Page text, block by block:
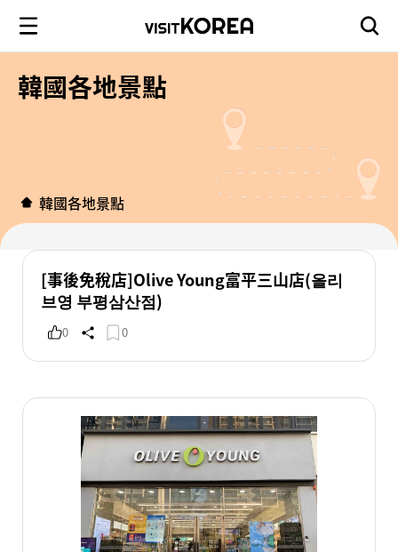
韓國各地景點
韓國各地景點
[事後免稅店]Olive Young富平三山店(올리
브영 부평삼산점)
0 0